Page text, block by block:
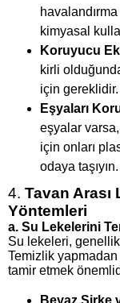
kimyasal
Koruyucu
kirli
için gereklidir.
Eşyaları
eşyalar
için onları
odaya taşıyın.
4. Tavan Arası
Yöntemleri
a. Su Lekelerini
Su lekeleri,
Temizlik yapmadan
tamir etmek
Beyaz Sirke